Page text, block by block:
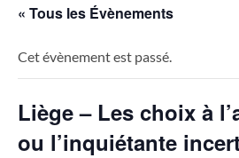
« Tous les Évènements
Cet évènement est passé.
Liège – Les choix à
ou l’inquiétante